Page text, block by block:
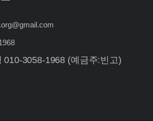
010-3058-1968 (예금주:빈고)